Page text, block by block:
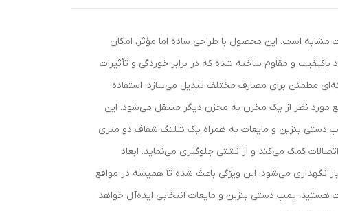
مشابه است. این محصول با طراحی ساده اما مؤثر، امکان
و مقاوم ساخته شده که در برابر خوردگی و تأثیرات
مطمئن برای مصارف مختلف تبدیل می‌سازد. استفاده
مورد نظر از یک مخزن به مخزن دیگر منتقل می‌شود. این
پمپ دستی بنزین و مایعات به همراه یک شلنگ شفاف دو متری
کمک می‌کند و از نشتی جلوگیری می‌نماید. ابعاد
یا انبار نگهداری می‌شود. این ویژگی باعث شده تا همیشه در مواقع
هستید، پمپ دستی بنزین و مایعات انتخابی ایده‌آل خواهد